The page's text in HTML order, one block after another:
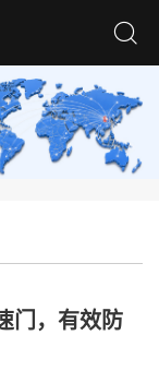
门，有效防